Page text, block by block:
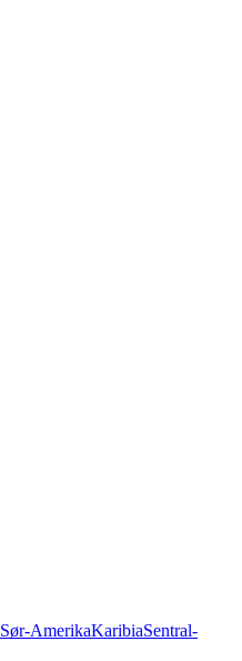
Sør-AmerikaKaribiaSentral-